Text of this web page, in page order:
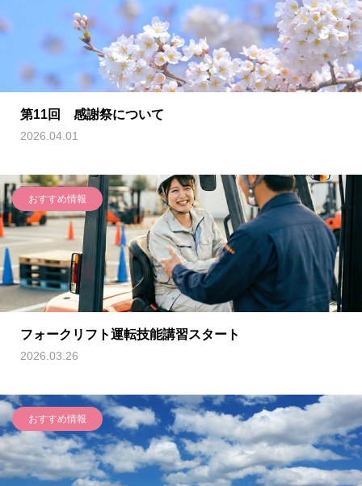
第11回 感謝祭について
2026.04.01
おすすめ情報
フォークリフト運転技能講習スタート
2026.03.26
おすすめ情報